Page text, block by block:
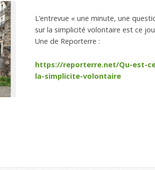
L’entrevue « une minute, une
sur la simplicité volontaire est ce
Une de Reporterre :
https://reporterre.net/Qu-est-
la-simplicite-volontaire